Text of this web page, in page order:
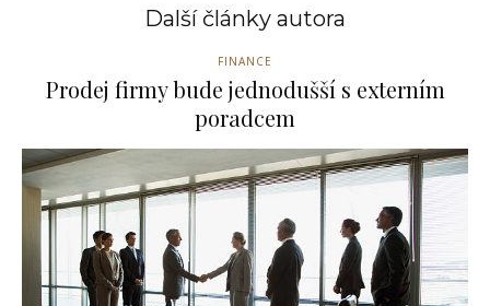
Další články autora
FINANCE
Prodej firmy bude jednodušší s externím
poradcem